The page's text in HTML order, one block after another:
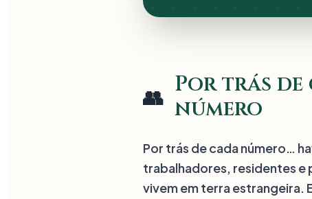
👥 Por trás de
número
Por trás de cada número…
trabalhadores, residentes e
vivem em terra estrangeira.